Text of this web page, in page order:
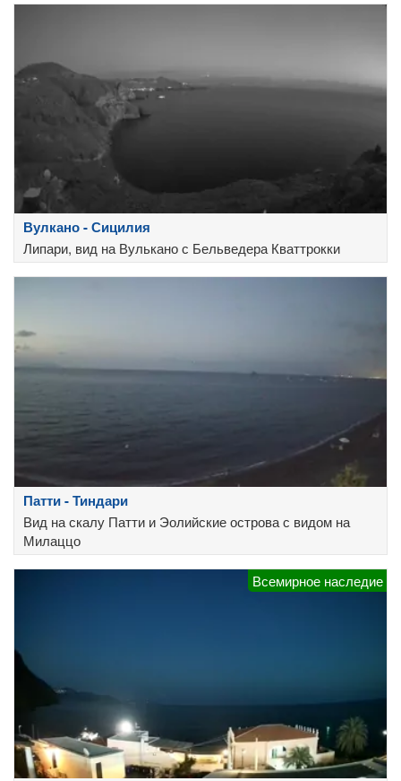
Вулкано - Сицилия
Липари, вид на Вулькано с Бельведера Кваттрокки
Патти - Тиндари
Вид на скалу Патти и Эолийские острова с видом на
Милаццо
Всемирное наследие